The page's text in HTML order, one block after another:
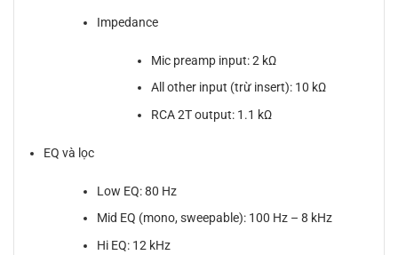
Impedance
Mic preamp input: 2 kΩ
All other input (trừ insert): 10 kΩ
RCA 2T output: 1.1 kΩ
EQ và lọc
Low EQ: 80 Hz
Mid EQ (mono, sweepable): 100 Hz – 8 kHz
Hi EQ: 12 kHz